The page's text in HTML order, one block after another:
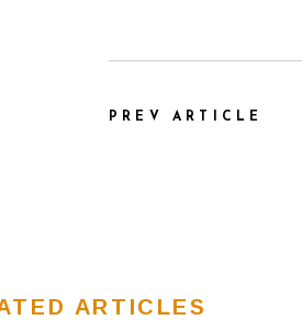
PREV ARTICLE
ARTICLES